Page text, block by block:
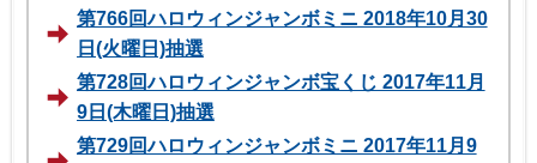
第766回ハロウィンジャンボミニ 2018年10月30
日(火曜日)抽選
第728回ハロウィンジャンボ宝くじ 2017年11月
9日(木曜日)抽選
第729回ハロウィンジャンボミニ 2017年11月9